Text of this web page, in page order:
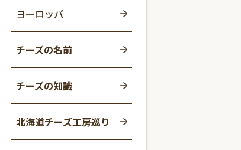
ヨーロッパ
チーズの名前
チーズの知識
北海道チーズ工房巡り